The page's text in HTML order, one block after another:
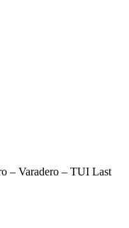
– Varadero – TUI Last